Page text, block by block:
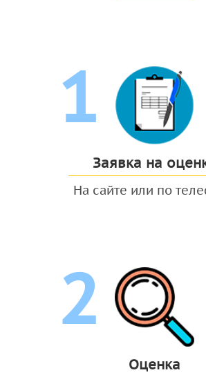
1
Заявка на
На сайте или по
2
Оценка